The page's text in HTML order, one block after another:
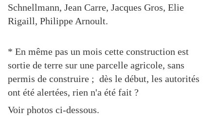
Schnellmann, Jean Carre, Jacques Gros, Elie
Rigaill, Philippe Arnoult.
* En même pas un mois cette construction est
sortie de terre sur une parcelle agricole, sans
permis de construire ; dès le début, les autorités
ont été alertées, rien n'a été fait ?
Voir photos ci-dessous.